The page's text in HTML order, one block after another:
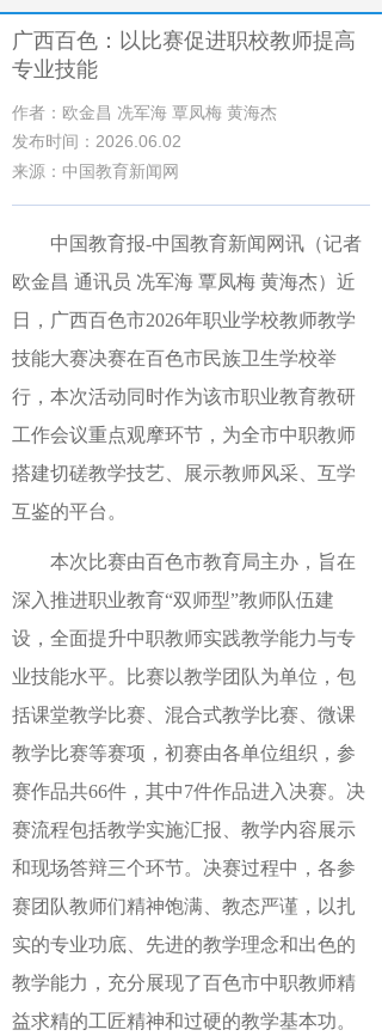
广西百色：以比赛促进职校教师提高
专业技能
作者：欧金昌 冼军海 覃凤梅 黄海杰
发布时间：2026.06.02
来源：中国教育新闻网
中国教育报-中国教育新闻网讯（记者
欧金昌 通讯员 冼军海 覃凤梅 黄海杰） 近
日，广西百色市2026年职业学校教师教学
技能大赛决赛在百色市民族卫生学校举
行，本次活动同时作为该市职业教育教研
工作会议重点观摩环节，为全市中职教师
搭建切磋教学技艺、展示教师风采、互学
互鉴的平台。
本次比赛由百色市教育局主办，旨在
深入推进职业教育“双师型”教师队伍建
设，全面提升中职教师实践教学能力与专
业技能水平。比赛以教学团队为单位，包
括课堂教学比赛、混合式教学比赛、微课
教学比赛等赛项，初赛由各单位组织，参
赛作品共66件，其中7件作品进入决赛。决
赛流程包括教学实施汇报、教学内容展示
和现场答辩三个环节。决赛过程中，各参
赛团队教师们精神饱满、教态严谨，以扎
实的专业功底、先进的教学理念和出色的
教学能力，充分展现了百色市中职教师精
益求精的工匠精神和过硬的教学基本功。